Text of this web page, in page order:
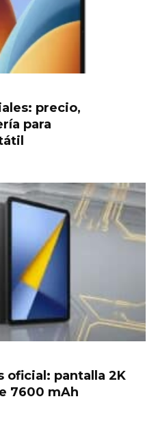
precio,
para
oficial: pantalla 2K
7600 mAh